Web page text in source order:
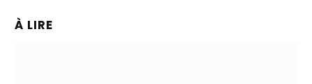
À LIRE